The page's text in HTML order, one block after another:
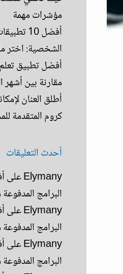
مؤشرات مهمة
أفضل 10
الشخصية: اختر
مقارنة بين أشهر
أطلق العنان
كروم المتقدمة
أحدث التعليقات
Elymanyعلى
البرامج
Elymanyعلى
البرامج
Elymanyعلى
البرامج